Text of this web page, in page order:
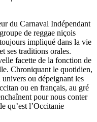
du Carnaval Indépendant
de reggae niçois
impliqué dans la vie
ses traditions orales.
facette de la fonction de
Chroniquant le quotidien,
ou dépeignant les
ou en français, au gré
pour nous conter
qu’est l’Occitanie